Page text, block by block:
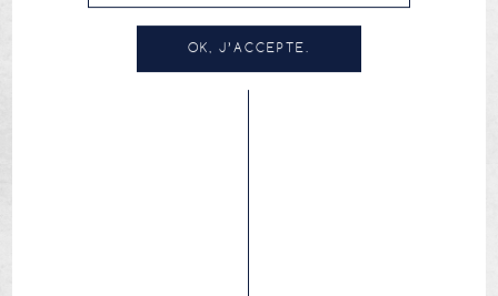
OK, J’ACCEPTE.